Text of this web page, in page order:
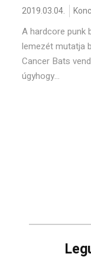
2019.03.04.
A hardcore punk
lemezét mutatja
Cancer Bats
úgyhogy...